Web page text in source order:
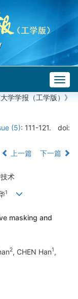
学学报（工学版）》
(5): 111-121.
doi:
上一篇 下一篇
术
1
masking and
2, CHEN Han1,